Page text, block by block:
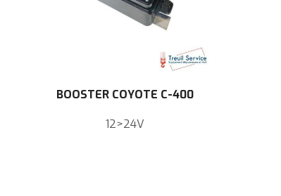
BOOSTER COYOTE C-400
12>24V